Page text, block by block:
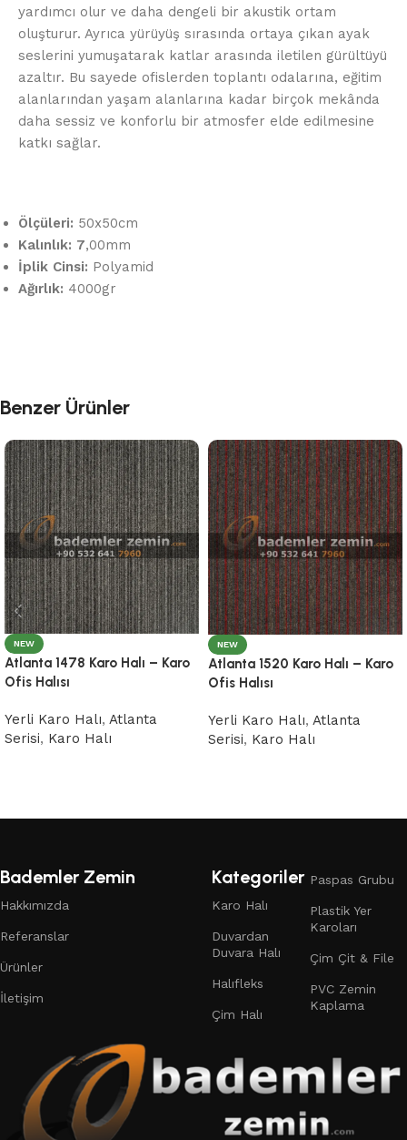
yardımcı olur ve daha dengeli bir akustik ortam
oluşturur. Ayrıca yürüyüş sırasında ortaya çıkan ayak
seslerini yumuşatarak katlar arasında iletilen gürültüyü
azaltır. Bu sayede ofislerden toplantı odalarına, eğitim
alanlarından yaşam alanlarına kadar birçok mekânda
daha sessiz ve konforlu bir atmosfer elde edilmesine
katkı sağlar.
Ölçüleri: 50x50cm
Kalınlık: 7,00mm
İplik Cinsi: Polyamid
Ağırlık: 4000gr
Benzer Ürünler
NEW
Atlanta 1478 Karo Halı – Karo
Ofis Halısı
Yerli Karo Halı, Atlanta
Serisi, Karo Halı
NEW
Atlanta 1520 Karo Halı – Karo
Ofis Halısı
Yerli Karo Halı, Atlanta
Serisi, Karo Halı
Bademler Zemin
Hakkımızda
Referanslar
Ürünler
İletişim
Kategoriler
Karo Halı
Duvardan
Duvara Halı
Halıfleks
Çim Halı
Paspas Grubu
Plastik Yer
Karoları
Çim Çit & File
PVC Zemin
Kaplama